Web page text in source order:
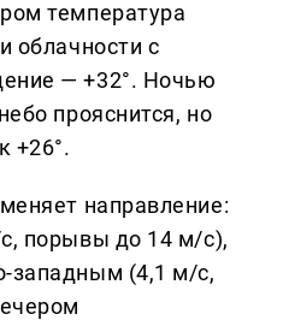
температура
облачности с
— +32°. Ночью
прояснится, но
+26°.
направление:
порывы до 14 м/с),
западным (4,1 м/с,